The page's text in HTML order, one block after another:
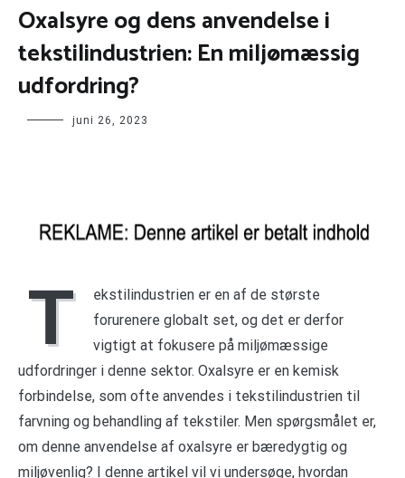
Oxalsyre og dens anvendelse i
tekstilindustrien: En miljømæssig
udfordring?
juni 26, 2023
T
ekstilindustrien er en af de største
forurenere globalt set, og det er derfor
vigtigt at fokusere på miljømæssige
udfordringer i denne sektor. Oxalsyre er en kemisk
forbindelse, som ofte anvendes i tekstilindustrien til
farvning og behandling af tekstiler. Men spørgsmålet er,
om denne anvendelse af oxalsyre er bæredygtig og
miljøvenlig? I denne artikel vil vi undersøge, hvordan